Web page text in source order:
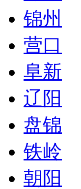
锦州
营口
阜新
辽阳
盘锦
铁岭
朝阳